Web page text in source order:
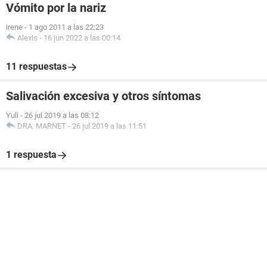
Vómito por la nariz
irene - 1 ago 2011 a las 22:23
Alexis - 16 jun 2022 a las 00:14
11 respuestas
Salivación excesiva y otros síntomas
Yuli - 26 jul 2019 a las 08:12
DRA. MARNET - 26 jul 2019 a las 11:51
1 respuesta